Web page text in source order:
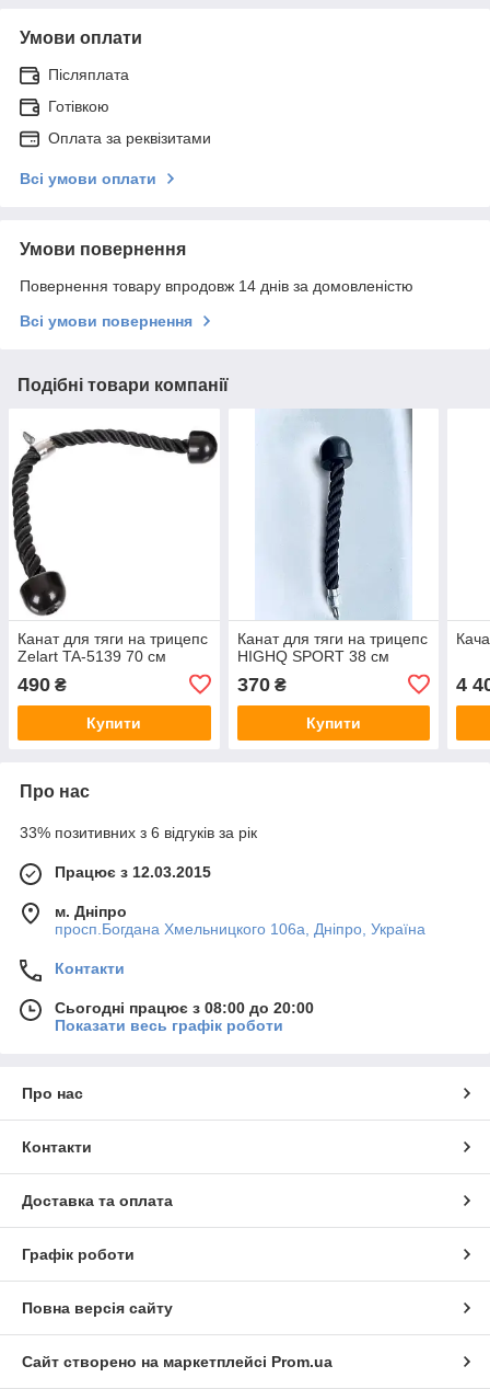
Умови оплати
Післяплата
Готівкою
Оплата за реквізитами
Всі умови оплати
Умови повернення
Повернення товару впродовж 14 днів за домовленістю
Всі умови повернення
Подібні товари компанії
Канат для тяги на трицепс
Zelart TA-5139 70 см
490 ₴
Купити
Канат для тяги на трицепс
HIGHQ SPORT 38 см
370₴
Купити
4
Про нас
33% позитивних з 6 відгуків за рік
Працює з 12.03.2015
м. Дніпро
просп.Богдана Хмельницкого 106а, Дніпро, Україна
Контакти
Сьогодні працює з 08:00 до 20:00
Показати весь графік роботи
Про нас
Контакти
Доставка та оплата
Графік роботи
Повна версія сайту
Сайт створено на маркетплейсі Prom.ua